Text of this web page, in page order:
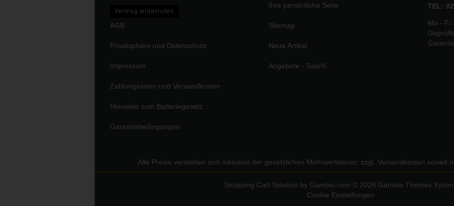
Vertrag widerrufen
AGB
Privatsphäre und Datenschutz
Impressum
Zahlungsarten und Versandkosten
Hinweise zum Batteriegesetz
Garantiebedingungen
Ihre persönliche Seite
Sitemap
Neue Artikel
Angebote - Sale%
TEL:
Mo -
Alle Preise verstehen sich inklusive der gesetzlichen Mehrwertsteuer, zzgl. Versandkosten soweit
Shopping Cart Solution by Gambio.com © 2026 Gambio Themes
Cookie Einstellungen